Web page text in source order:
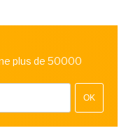
plus de 50000
OK